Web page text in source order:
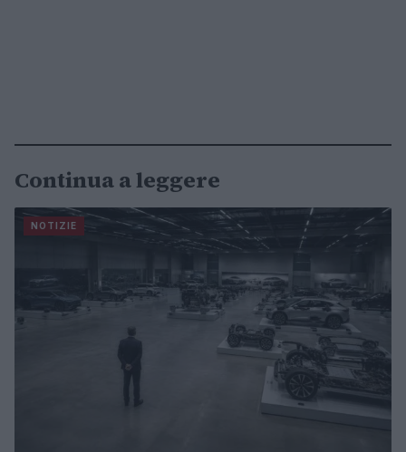
Continua a leggere
NOTIZIE